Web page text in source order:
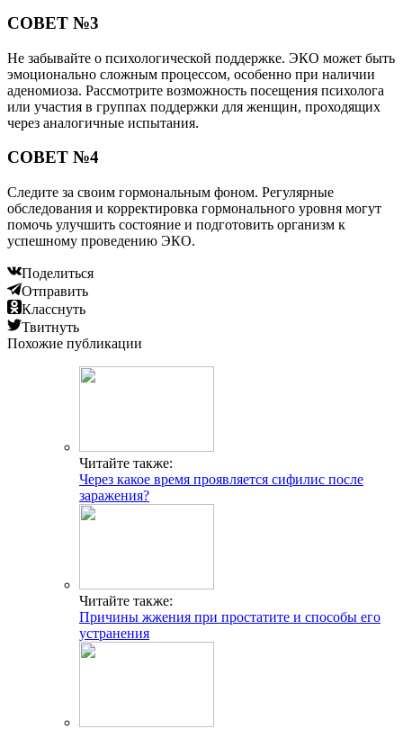
СОВЕТ №3
Не забывайте о психологической поддержке. ЭКО может быть
эмоционально сложным процессом, особенно при наличии
аденомиоза. Рассмотрите возможность посещения психолога
или участия в группах поддержки для женщин, проходящих
через аналогичные испытания.
СОВЕТ №4
Следите за своим гормональным фоном. Регулярные
обследования и корректировка гормонального уровня могут
помочь улучшить состояние и подготовить организм к
успешному проведению ЭКО.
Поделиться
Отправить
Класснуть
Твитнуть
Похожие публикации
Читайте также:
Через какое время проявляется сифилис после
заражения?
Читайте также:
Причины жжения при простатите и способы его
устранения